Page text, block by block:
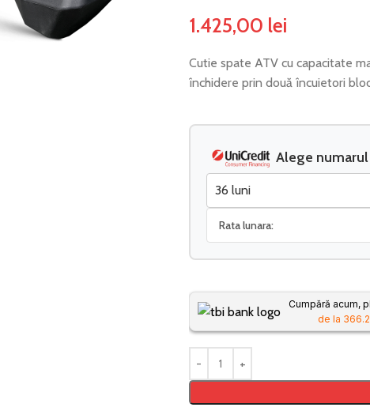
1.425,00 lei
Cutie spate ATV cu capacitate
închidere prin două încuietori
Alege
Rata lunara:
Cumpără acum,
de la